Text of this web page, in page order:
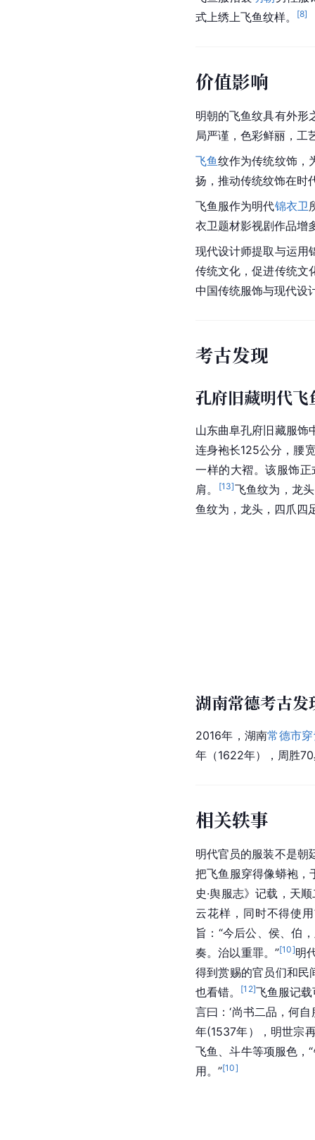
式上绣上飞鱼纹样。
[8]
价值影响
明朝的飞鱼纹具有外形
局严谨，色彩鲜丽，工
飞鱼纹作为传统纹饰，
扬，推动传统纹饰在时
飞鱼服作为明代锦衣卫
衣卫题材影视剧作品增
现代设计师提取与运用
传统文化 ，促进传统
中国传统服饰与现代设
考古发现
孔府旧藏明代飞
山东曲阜孔府旧藏服饰
连身袍长125公分，腰
一样的大褶。该服饰
肩。
[13]飞鱼纹为，龙
鱼纹为，龙头，四爪四
湖南常德考古发
2016年，湖南常德市
年（1622年），周胜
相关轶事
明代官员的服装不是朝
把飞鱼服穿得像蟒袍，
史·舆服志》记载，天
云花样，同时不得使
旨：“今后公、侯、伯
奏。治以重罪。”[10]明
得到赏赐的官员们和民
也看错。
[12]飞鱼服记载
言曰：‘尚书二品，何
年(1537年），明世宗
飞鱼、斗牛等项服色，
用。”[10]